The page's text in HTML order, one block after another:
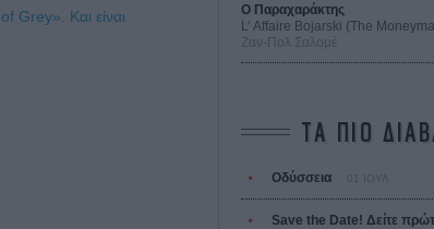
Grey». Και είναι
Ο Παραχαράκτης
L’ Affaire Bojarski (The
Ζαν-Πολ Σαλομέ
ΤΑ ΠΙΟ
Οδύσσεια
Save the Date! Δείτε